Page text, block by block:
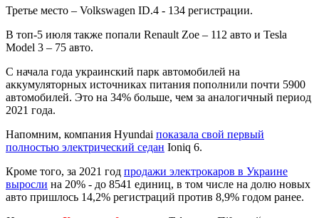
Третье место – Volkswagen ID.4 - 134 регистрации.
В топ-5 июля также попали Renault Zoe – 112 авто и Tesla
Model 3 – 75 авто.
С начала года украинский парк автомобилей на
аккумуляторных источниках питания пополнили почти 5900
автомобилей. Это на 34% больше, чем за аналогичный период
2021 года.
Напомним, компания Hyundai показала свой первый
полностью электрический седан Ioniq 6.
Кроме того, за 2021 год продажи электрокаров в Украине
выросли на 20% - до 8541 единиц, в том числе на долю новых
авто пришлось 14,2% регистраций против 8,9% годом ранее.